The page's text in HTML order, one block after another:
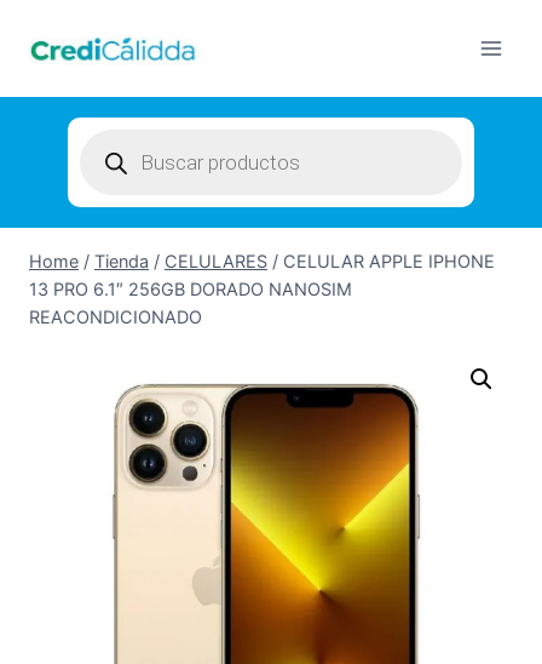
search
Home / Tienda / CELULARES / CELULAR APPLE IPHONE
13 PRO 6.1″ 256GB DORADO NANOSIM
REACONDICIONADO